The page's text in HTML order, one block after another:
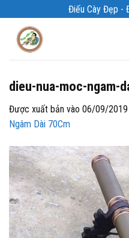
qua
Điếu Cày Đẹp -
dieu-nua-moc-ngam-
Được xuất bản vào 06/09/2019
Ngâm Dài 70Cm